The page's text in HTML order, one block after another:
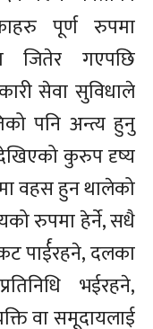
पूर्ण रुपमा
जितेर गएपछि
सेवा सुविधाले
पनि अन्त्य हुनु
कुरुप दृष्य
वहस हुन थालेको
रुपमा हेर्ने, सधै
पार्ईरहने, दलका
भईरहने,
वा समूदायलाई